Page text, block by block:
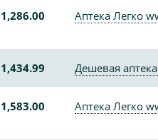
1,286.00 Аптека Легко
1,434.99 Дешевая
1,583.00 Аптека Легко